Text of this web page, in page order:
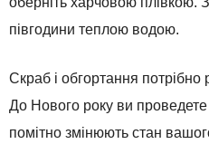
півгодини теплою водою.
Скраб і обгортання
До Нового року ви проведете
помітно змінюють стан